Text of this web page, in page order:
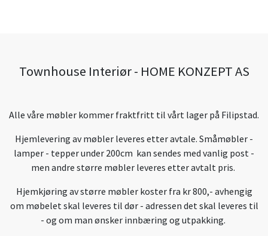
Townhouse Interiør - HOME KONZEPT AS
Alle våre møbler kommer fraktfritt til vårt lager på Filipstad.
Hjemlevering av møbler leveres etter avtale. Småmøbler -
lamper - tepper under 200cm kan sendes med vanlig post -
men andre større møbler leveres etter avtalt pris.
Hjemkjøring av større møbler koster fra kr 800,- avhengig
om møbelet skal leveres til dør - adressen det skal leveres til
- og om man ønsker innbæring og utpakking.